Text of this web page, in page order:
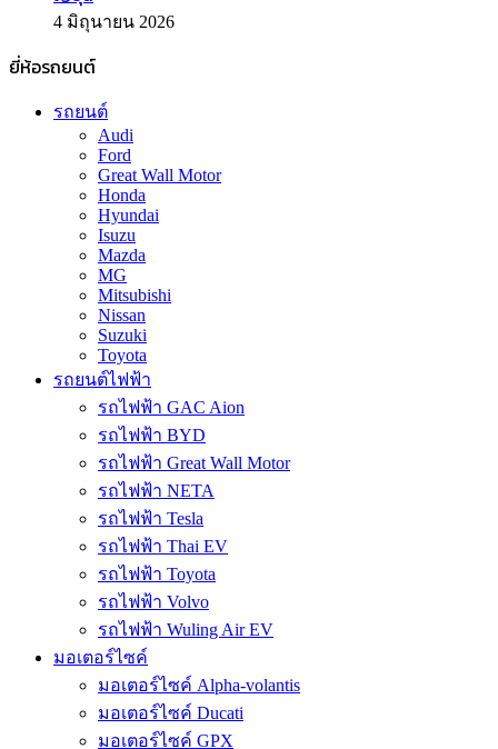
4 มิถุนายน 2026
ยี่ห้อรถยนต์
รถยนต์
Audi
Ford
Great Wall Motor
Honda
Hyundai
Isuzu
Mazda
MG
Mitsubishi
Nissan
Suzuki
Toyota
รถยนต์ไฟฟ้า
รถไฟฟ้า GAC Aion
รถไฟฟ้า BYD
รถไฟฟ้า Great Wall Motor
รถไฟฟ้า NETA
รถไฟฟ้า Tesla
รถไฟฟ้า Thai EV
รถไฟฟ้า Toyota
รถไฟฟ้า Volvo
รถไฟฟ้า Wuling Air EV
มอเตอร์ไซค์
มอเตอร์ไซค์ Alpha-volantis
มอเตอร์ไซค์ Ducati
มอเตอร์ไซค์ GPX